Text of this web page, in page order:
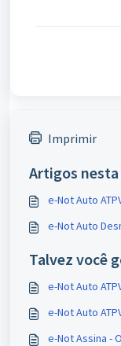
Imprimir
Artigos
e-Not Auto
e-Not Auto
Talvez você
e-Not Auto
e-Not Auto
e-Not Assina -